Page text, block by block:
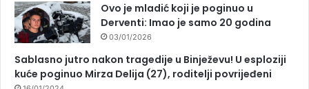
Ovo je mladić koji je poginuo u
Derventi: Imao je samo 20 godina
03/01/2026
Sablasno jutro nakon tragedije u Binježevu! U esploziji
kuće poginuo Mirza Delija (27), roditelji povrijeđeni